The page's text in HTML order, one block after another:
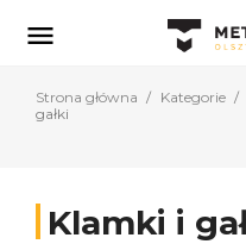

Strona główna Kategorie
gałki
Klamki i